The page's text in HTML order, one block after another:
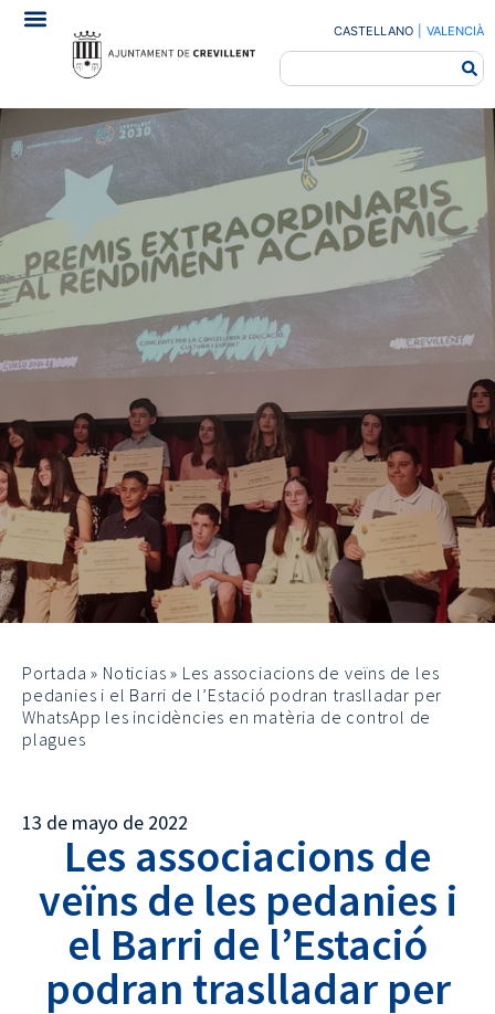
CASTELLANO VALENCIÀ
Portada » Noticias » Les associacions de veïns de les
pedanies i el Barri de l’Estació podran traslladar per
WhatsApp les incidències en matèria de control de
plagues
13 de mayo de 2022
Les associacions de
veïns de les pedanies i
el Barri de l’Estació
podran traslladar per